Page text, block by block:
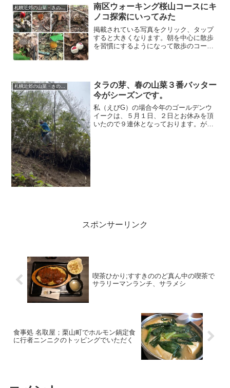
札幌近郊の山菜・きのこ採り
南区ウォーキング桜山コースにキ
ノコ探索にいってみた
掲載されている写真をクリック、タップ
すると大きくなります。朝を中心に散歩
を習慣にするようになって散歩のコース
札幌近郊の山菜・きのこ採り
タラの芽、春の山菜３番バッター
今がシーズンです。
私（えびG）の場合今年のゴールデンウ
イークは、５月１日、２日とお休みを頂
いたので９連休となっております。が、
スポンサーリンク
喫茶ひかり;すすきののど真ん中の喫茶で
サラリーマンランチ、サラメシ
食事処 名取屋；栗山町でホルモン鍋定食
に行者ニンニクのトッピングでいただく